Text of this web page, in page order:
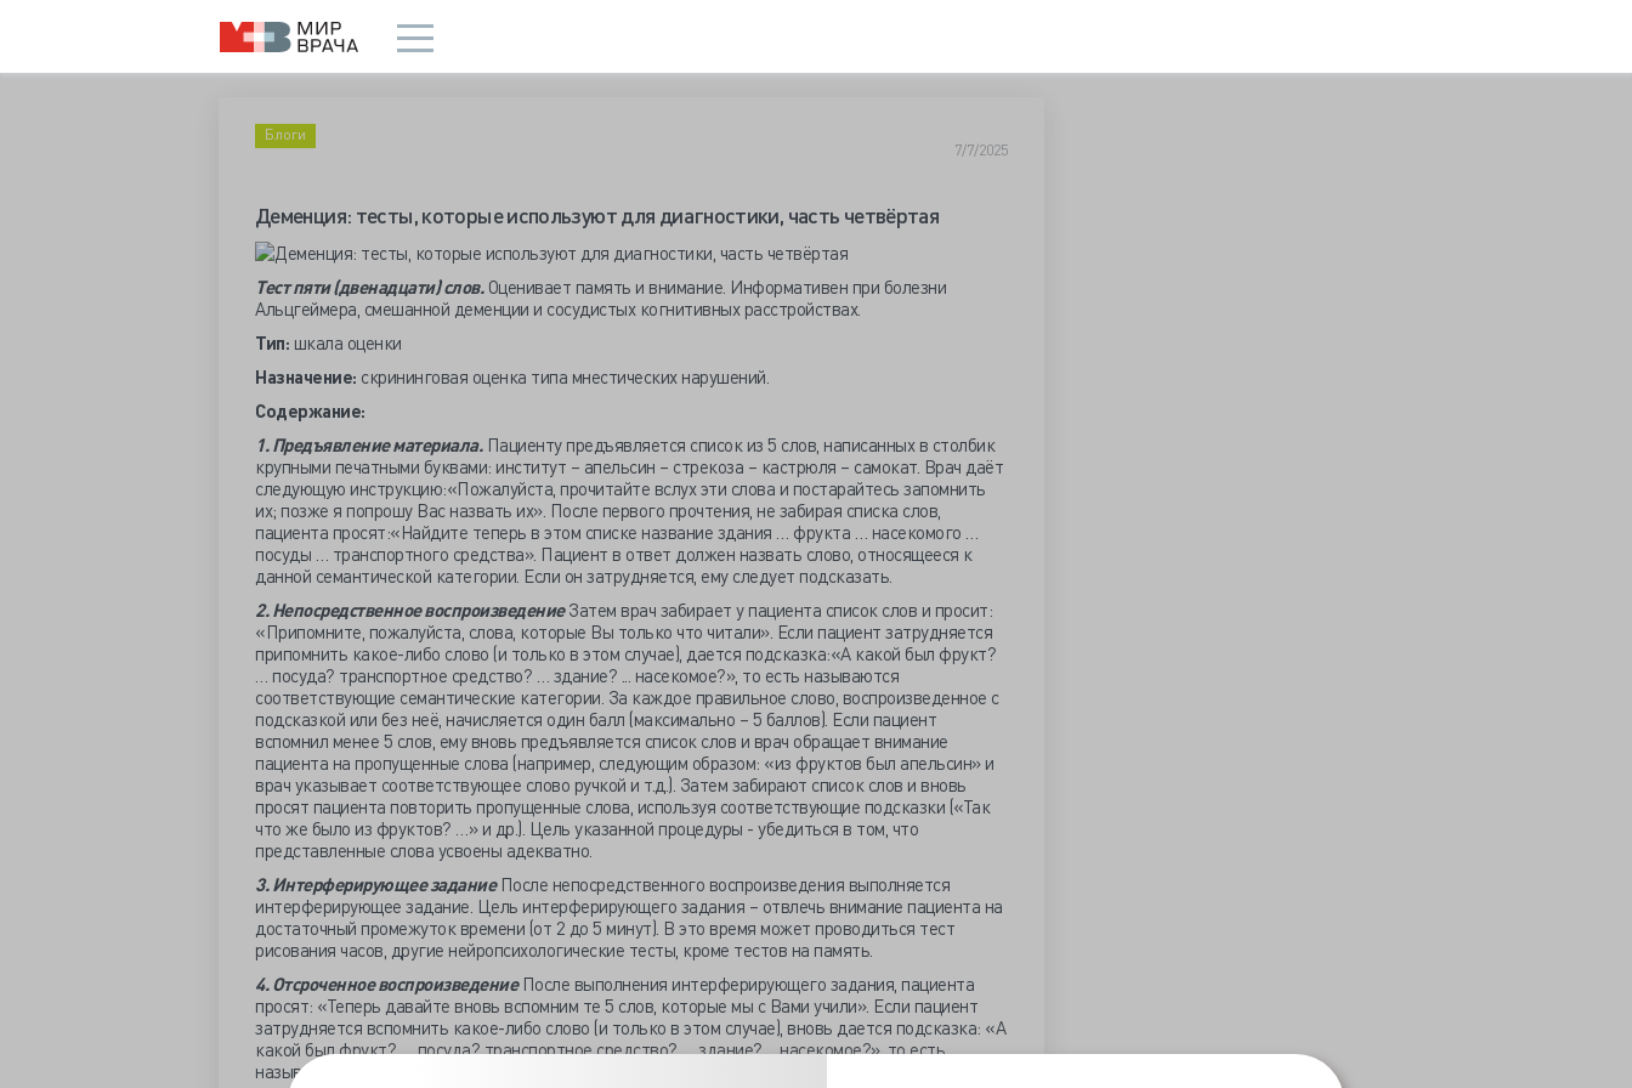
Блоги
7/7/2025
Деменция: тесты, которые используют для диагностики, часть четвёртая
Тест пяти (двенадцати) слов.Оценивает память и внимание. Информативен при болезни
Альцгеймера, смешанной деменции и сосудистых когнитивных расстройствах.
Тип: шкала оценки
Назначение: скрининговая оценка типа мнестических нарушений.
Содержание:
1. Предъявление материала. Пациенту предъявляется список из 5 слов, написанных в столбик
крупными печатными буквами: институт – апельсин – стрекоза – кастрюля – самокат. Врач даёт
следующую инструкцию:«Пожалуйста, прочитайте вслух эти слова и постарайтесь запомнить
их; позже я попрошу Вас назвать их». После первого прочтения, не забирая списка слов,
пациента просят:«Найдите теперь в этом списке название здания … фрукта … насекомого …
посуды … транспортного средства». Пациент в ответ должен назвать слово, относящееся к
данной семантической категории. Если он затрудняется, ему следует подсказать.
2. Непосредственное воспроизведение Затем врач забирает у пациента список слов и просит:
«Припомните, пожалуйста, слова, которые Вы только что читали». Если пациент затрудняется
припомнить какое-либо слово (и только в этом случае), дается подсказка:«А какой был фрукт?
… посуда? транспортное средство? … здание? ... насекомое?», то есть называются
соответствующие семантические категории. За каждое правильное слово, воспроизведенное с
подсказкой или без неё, начисляется один балл (максимально – 5 баллов). Если пациент
вспомнил менее 5 слов, ему вновь предъявляется список слов и врач обращает внимание
пациента на пропущенные слова (например, следующим образом: «из фруктов был апельсин» и
врач указывает соответствующее слово ручкой и т.д.). Затем забирают список слов и вновь
просят пациента повторить пропущенные слова, используя соответствующие подсказки («Так
что же было из фруктов? …» и др.). Цель указанной процедуры - убедиться в том, что
представленные слова усвоены адекватно.
3. Интерферирующее задание После непосредственного воспроизведения выполняется
интерферирующее задание. Цель интерферирующего задания – отвлечь внимание пациента на
достаточный промежуток времени (от 2 до 5 минут). В это время может проводиться тест
рисования часов, другие нейропсихологические тесты, кроме тестов на память.
4. Отсроченное воспроизведение После выполнения интерферирующего задания, пациента
просят: «Теперь давайте вновь вспомним те 5 слов, которые мы с Вами учили». Если пациент
затрудняется вспомнить какое-либо слово (и только в этом случае), вновь дается подсказка: «А
какой был фрукт? … посуда? транспортное средство? … здание? ... насекомое?», то есть
называются соответствующие семантические категории. Как и при исследовании